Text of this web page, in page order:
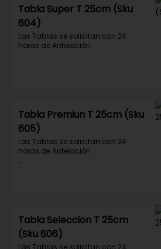
Tabla Super T 25cm (Sku
604)
Las Tablas se solicitan con 24
horas de Antelación
Queso Gauda Argentino
Aceitunas
Galletas
Uvas o frutas de temporada
Tabla Premiun T 25cm (Sku
605)
Las Tablas se solicitan con 24
horas de Antelación
Salame Ahumado
Queso de Cabra Ovalle
Queso Parmesano
Queso Gauda Argentino
Tabla Seleccion T 25cm
(Sku 606)
Las Tablas se solicitan con 24